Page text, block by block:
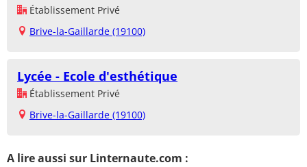
Établissement Privé
Brive-la-Gaillarde (19100)
Lycée - Ecole d'esthétique
Établissement Privé
Brive-la-Gaillarde (19100)
A lire aussi sur Linternaute.com :